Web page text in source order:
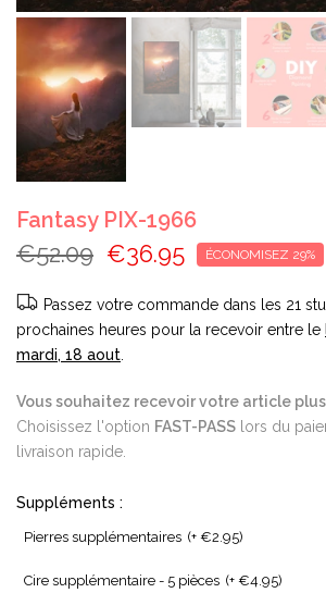
Fantasy PIX-1966
€52.09 €36.95 ÉCONOMISEZ 29%
Passez votre commande dans les 21
prochaines heures pour la recevoir entre le
mardi, 18 aout.
Vous souhaitez recevoir votre article
Choisissez l'option FAST-PASS lors du
livraison rapide.
Suppléments :
Pierres supplémentaires (+ €2.95)
Cire supplémentaire - 5 pièces (+ €4.95)